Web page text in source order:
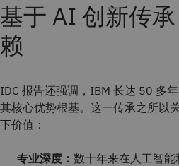
基于 AI 创新传
赖
IDC 报告还强调，IBM 长达 50 多
其核心优势根基。这一传承之所以
下价值：
专业深度： 数十年来在人工智